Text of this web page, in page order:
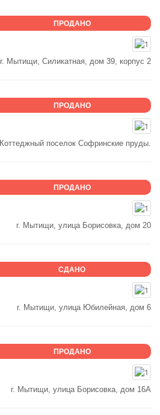
ПРОДАНО
г. Мытищи, Силикатная, дом 39, корпус 2
ПРОДАНО
Коттеджный поселок Софринские пруды.
ПРОДАНО
г. Мытищи, улица Борисовка, дом 20
СДАНО
г. Мытищи, улица Юбилейная, дом 6
ПРОДАНО
г. Мытищи, улица Борисовка, дом 16А